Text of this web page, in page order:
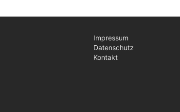
Impressum
Datenschutz
Kontakt